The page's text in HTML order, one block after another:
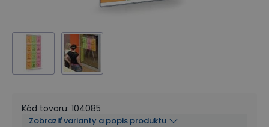
Kód tovaru: 104085
Zobraziť varianty a popis produktu